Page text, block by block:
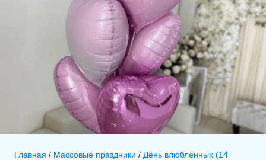
Главная / Массовые праздники / День влюбленных (14